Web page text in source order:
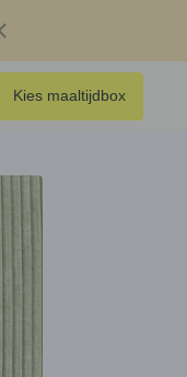
Kies maaltijdbox